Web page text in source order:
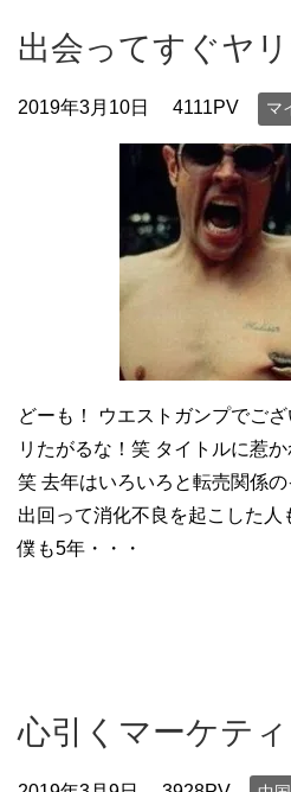
出会ってすぐヤ
2019年3月10日 4111PV マ
どーも！ ウエストガンプでご
リたがるな！笑 タイトルに惹
笑 去年はいろいろと転売関係
出回って消化不良を起こした人
僕も5年・・・
心引くマーケテ